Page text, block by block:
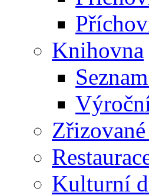
Knihovna
Kulturní